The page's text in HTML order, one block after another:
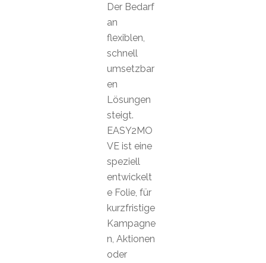
Der Bedarf
an
flexiblen,
schnell
umsetzbar
en
Lösungen
steigt.
EASY2MO
VE ist eine
speziell
entwickelt
e Folie, für
kurzfristige
Kampagne
n, Aktionen
oder